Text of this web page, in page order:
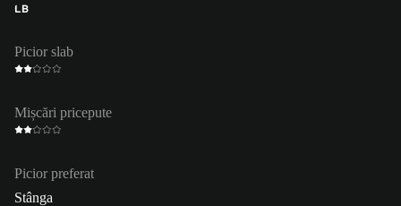
LB
Picior slab
Mișcări pricepute
Picior preferat
Stânga